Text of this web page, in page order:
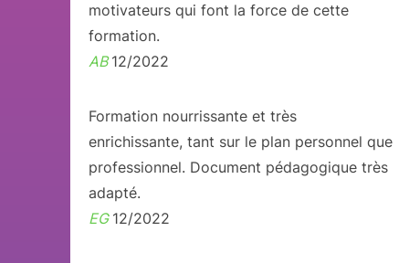
motivateurs qui font la force de cette
formation.
AB12/2022
Formation nourrissante et très
enrichissante, tant sur le plan personnel que
professionnel. Document pédagogique très
adapté.
EG 12/2022